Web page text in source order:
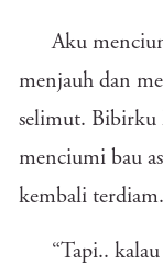
Aku
menjauh dan
selimut. Bibirku
menciumi bau
kembali terdiam.
“Tapi..